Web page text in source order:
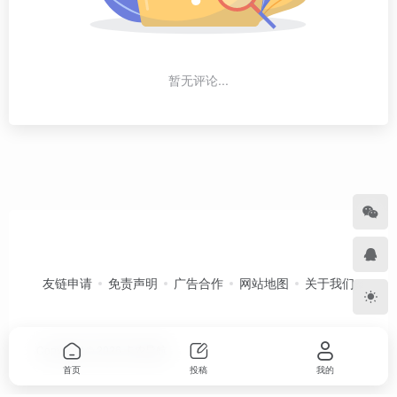
暂无评论...
友链申请 免责声明 广告合作 网站地图 关于我们
Copyright © 2026
首页 投稿 我的